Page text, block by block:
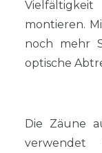
montieren.
noch mehr
optische
Die Zäune